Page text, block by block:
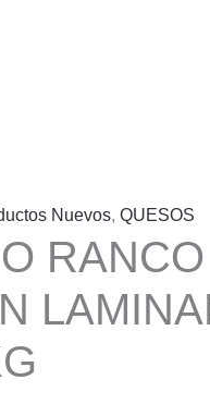
Nuevos, QUESOS
RANCO